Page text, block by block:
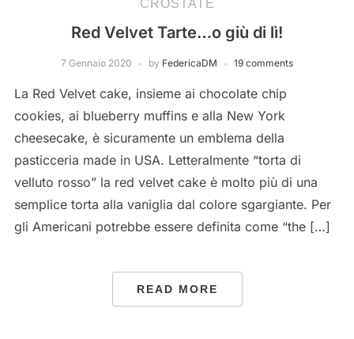
CROSTATE
Red Velvet Tarte…o giù di lì!
7 Gennaio 2020 by FedericaDM 19 comments
La Red Velvet cake, insieme ai chocolate chip
cookies, ai blueberry muffins e alla New York
cheesecake, è sicuramente un emblema della
pasticceria made in USA. Letteralmente “torta di
velluto rosso” la red velvet cake è molto più di una
semplice torta alla vaniglia dal colore sgargiante. Per
gli Americani potrebbe essere definita come “the […]
READ MORE